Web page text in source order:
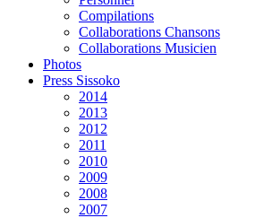
Compilations
Collaborations Chansons
Collaborations Musicien
Photos
Press Sissoko
2014
2013
2012
2011
2010
2009
2008
2007